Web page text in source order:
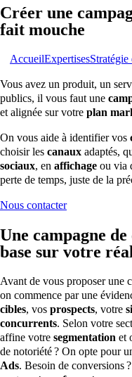
Créer une
fait mouche
AccueilExpertisesStratégie
Vous avez un produit, un
publics, il vous faut une
et alignée sur votre plan
On vous aide à identifier vos
choisir les canaux adaptés,
sociaux, en affichage ou via
perte de temps, juste de la
Nous contacter
Une campagne
base sur votre
Avant de vous proposer une
on commence par une
cibles, vos prospects, votre
concurrents. Selon votre
affine votre segmentation et
de notoriété ? On opte pour
Ads. Besoin de conversions